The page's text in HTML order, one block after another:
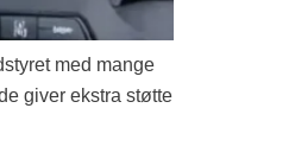
med mange
giver ekstra støtte